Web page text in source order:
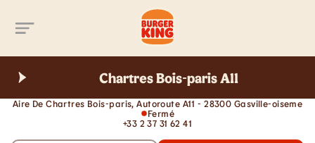
Chartres Bois-paris A11
Aire De Chartres Bois-paris, Autoroute A11 - 28300 Gasville-oiseme
Fermé
+33 2 37 31 62 41